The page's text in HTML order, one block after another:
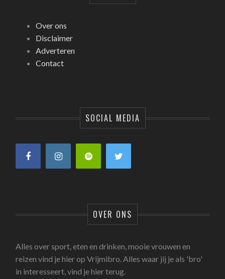
Over ons
Disclaimer
Adverteren
Contact
SOCIAL MEDIA
OVER ONS
Alles over sport, eten en drinken, mooie vrouwen en
reizen vind je hier op Vrijmibro. Alles waar jij je als 'bro'
in interesseert, vind je hier terug.